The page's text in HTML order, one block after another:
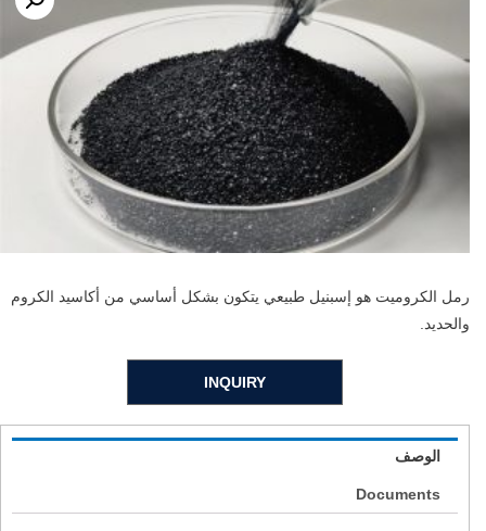
رمل الكروميت هو إسبنيل طبيعي يتكون بشكل أساسي من أكاسيد الكروم
والحديد.
INQUIRY
الوصف
Documents